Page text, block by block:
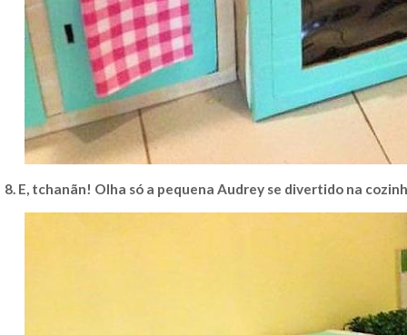
8. E, tchanãn! Olha só a pequena Audrey se divertido na